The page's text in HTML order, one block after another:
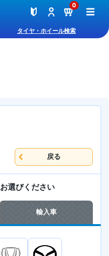
0
タイヤ・ホイール検索
戻る
選びください
輸入車